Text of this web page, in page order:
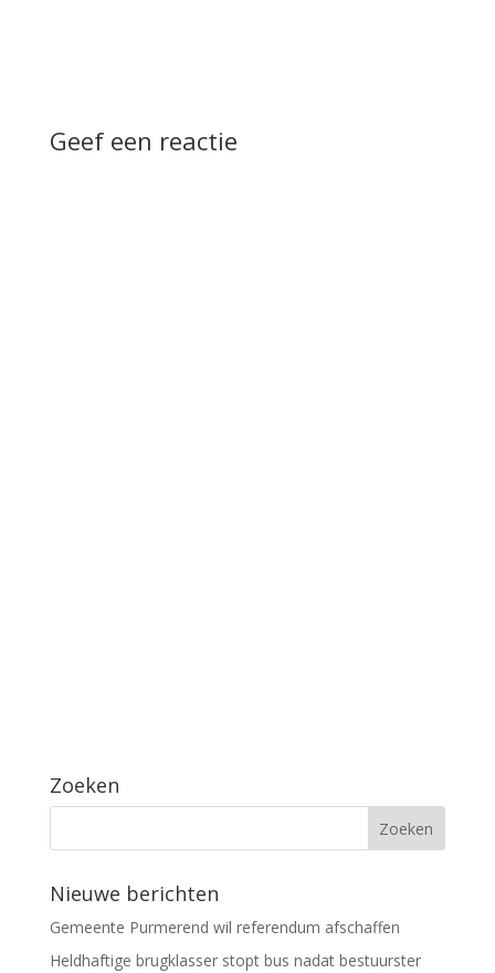
Geef een reactie
Zoeken
Nieuwe berichten
Gemeente Purmerend wil referendum afschaffen
Heldhaftige brugklasser stopt bus nadat bestuurster